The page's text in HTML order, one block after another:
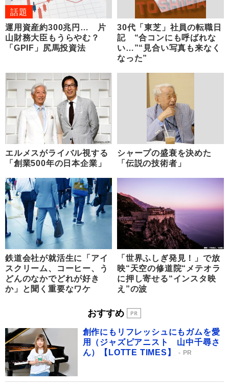
話題
運用資産約300兆円… 片
山財務大臣もうらやむ？
「GPIF」尻馬投資法
30代「東芝」社員の転職日
記 “合コンにも呼ばれな
い…”“見合い写真も来なく
なった”
エルメスがライバル視する
「創業500年の日本企業」
シャープの盛衰を決めた
「伝説の技術者」
鉄道会社が就活生に「アイ
スクリーム、コーヒー、う
どんのなかでどれが好き
か」と聞く重要なワケ
「世界ふしぎ発見！」で放
映“天空の修道院“メテオラ
に押し寄せる“インスタ映
え”の波
おすすめ
創作にもリフレッシュにもガムを愛
用（ジャズピアニスト 山中千尋さ
ん）【LOTTE TIMES】
PR